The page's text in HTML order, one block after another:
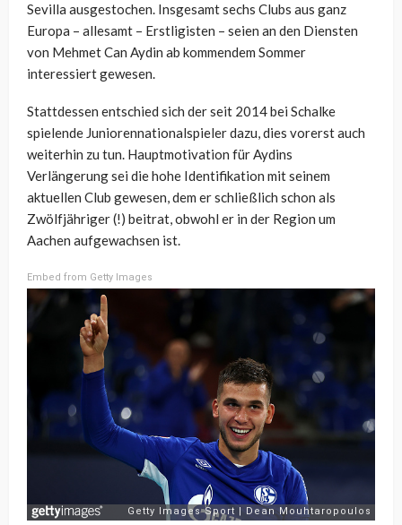
Sevilla ausgestochen. Insgesamt sechs Clubs aus ganz
Europa – allesamt – Erstligisten – seien an den Diensten
von Mehmet Can Aydin ab kommendem Sommer
interessiert gewesen.
Stattdessen entschied sich der seit 2014 bei Schalke
spielende Juniorennationalspieler dazu, dies vorerst auch
weiterhin zu tun. Hauptmotivation für Aydins
Verlängerung sei die hohe Identifikation mit seinem
aktuellen Club gewesen, dem er schließlich schon als
Zwölfjähriger (!) beitrat, obwohl er in der Region um
Aachen aufgewachsen ist.
Embed from Getty Images